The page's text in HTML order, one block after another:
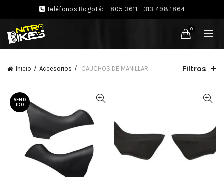
Teléfonos Bogotá: 805 3611 - 313 498 1864
0
Inicio Accesorios CAUCHOS DE MANILLAR Filtros
VEND
IDO